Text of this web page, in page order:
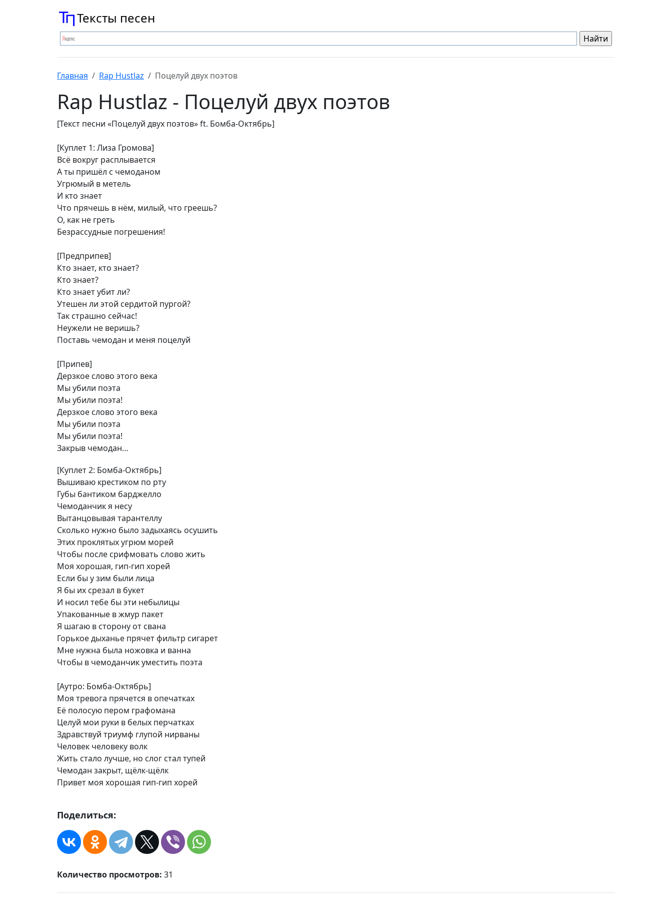
Тексты песен
Главная Rap Hustlaz Поцелуй двух поэтов
Rap Hustlaz - Поцелуй двух поэтов
[Текст песни «Поцелуй двух поэтов» ft. Бомба-Октябрь]
[Куплет 1: Лиза Громова]
Всё вокруг расплывается
А ты пришёл с чемоданом
Угрюмый в метель
И кто знает
Что прячешь в нём, милый, что греешь?
О, как не греть
Безрассудные погрешения!
[Предприпев]
Кто знает, кто знает?
Кто знает?
Кто знает убит ли?
Утешен ли этой сердитой пургой?
Так страшно сейчас!
Неужели не веришь?
Поставь чемодан и меня поцелуй
[Припев]
Дерзкое слово этого века
Мы убили поэта
Мы убили поэта!
Дерзкое слово этого века
Мы убили поэта
Мы убили поэта!
Закрыв чемодан…
[Куплет 2: Бомба-Октябрь]
Вышиваю крестиком по рту
Губы бантиком барджелло
Чемоданчик я несу
Вытанцовывая тарантеллу
Сколько нужно было задыхаясь осушить
Этих проклятых угрюм морей
Чтобы после срифмовать слово жить
Моя хорошая, гип-гип хорей
Если бы у зим были лица
Я бы их срезал в букет
И носил тебе бы эти небылицы
Упакованные в жмур пакет
Я шагаю в сторону от свана
Горькое дыханье прячет фильтр сигарет
Мне нужна была ножовка и ванна
Чтобы в чемоданчик уместить поэта
[Аутро: Бомба-Октябрь]
Моя тревога прячется в опечатках
Её полосую пером графомана
Целуй мои руки в белых перчатках
Здравствуй триумф глупой нирваны
Человек человеку волк
Жить стало лучше, но слог стал тупей
Чемодан закрыт, щёлк-щёлк
Привет моя хорошая гип-гип хорей
Поделиться:
Количество просмотров: 31